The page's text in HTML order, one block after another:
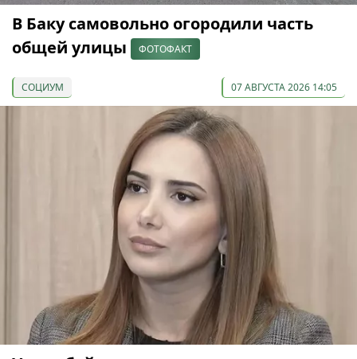
В Баку самовольно огородили часть
общей улицы
ФОТОФАКТ
СОЦИУМ 07 АВГУСТА 2026 14:05